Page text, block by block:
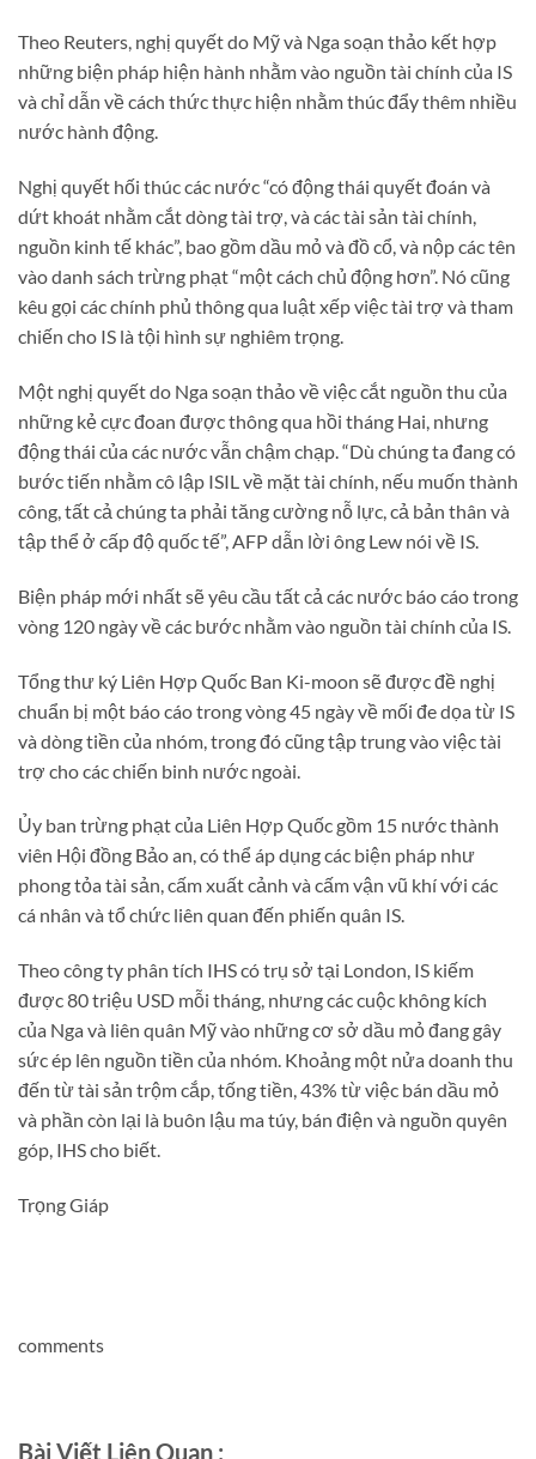
Theo Reuters, nghị quyết do Mỹ và Nga soạn thảo kết hợp
những biện pháp hiện hành nhằm vào nguồn tài chính của IS
và chỉ dẫn về cách thức thực hiện nhằm thúc đẩy thêm nhiều
nước hành động.
Nghị quyết hối thúc các nước “có động thái quyết đoán và
dứt khoát nhằm cắt dòng tài trợ, và các tài sản tài chính,
nguồn kinh tế khác”, bao gồm dầu mỏ và đồ cổ, và nộp các tên
vào danh sách trừng phạt “một cách chủ động hơn”. Nó cũng
kêu gọi các chính phủ thông qua luật xếp việc tài trợ và tham
chiến cho IS là tội hình sự nghiêm trọng.
Một nghị quyết do Nga soạn thảo về việc cắt nguồn thu của
những kẻ cực đoan được thông qua hồi tháng Hai, nhưng
động thái của các nước vẫn chậm chạp. “Dù chúng ta đang có
bước tiến nhằm cô lập ISIL về mặt tài chính, nếu muốn thành
công, tất cả chúng ta phải tăng cường nỗ lực, cả bản thân và
tập thể ở cấp độ quốc tế”, AFP dẫn lời ông Lew nói về IS.
Biện pháp mới nhất sẽ yêu cầu tất cả các nước báo cáo trong
vòng 120 ngày về các bước nhằm vào nguồn tài chính của IS.
Tổng thư ký Liên Hợp Quốc Ban Ki-moon sẽ được đề nghị
chuẩn bị một báo cáo trong vòng 45 ngày về mối đe dọa từ IS
và dòng tiền của nhóm, trong đó cũng tập trung vào việc tài
trợ cho các chiến binh nước ngoài.
Ủy ban trừng phạt của Liên Hợp Quốc gồm 15 nước thành
viên Hội đồng Bảo an, có thể áp dụng các biện pháp như
phong tỏa tài sản, cấm xuất cảnh và cấm vận vũ khí với các
cá nhân và tổ chức liên quan đến phiến quân IS.
Theo công ty phân tích IHS có trụ sở tại London, IS kiếm
được 80 triệu USD mỗi tháng, nhưng các cuộc không kích
của Nga và liên quân Mỹ vào những cơ sở dầu mỏ đang gây
sức ép lên nguồn tiền của nhóm. Khoảng một nửa doanh thu
đến từ tài sản trộm cắp, tống tiền, 43% từ việc bán dầu mỏ
và phần còn lại là buôn lậu ma túy, bán điện và nguồn quyên
góp, IHS cho biết.
Trọng Giáp
comments
Bài Viết Liên Quan :